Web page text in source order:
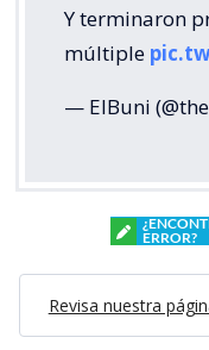
Y terminaron
múltiple
— ElBuni
ERROR?
Revisa nuestra